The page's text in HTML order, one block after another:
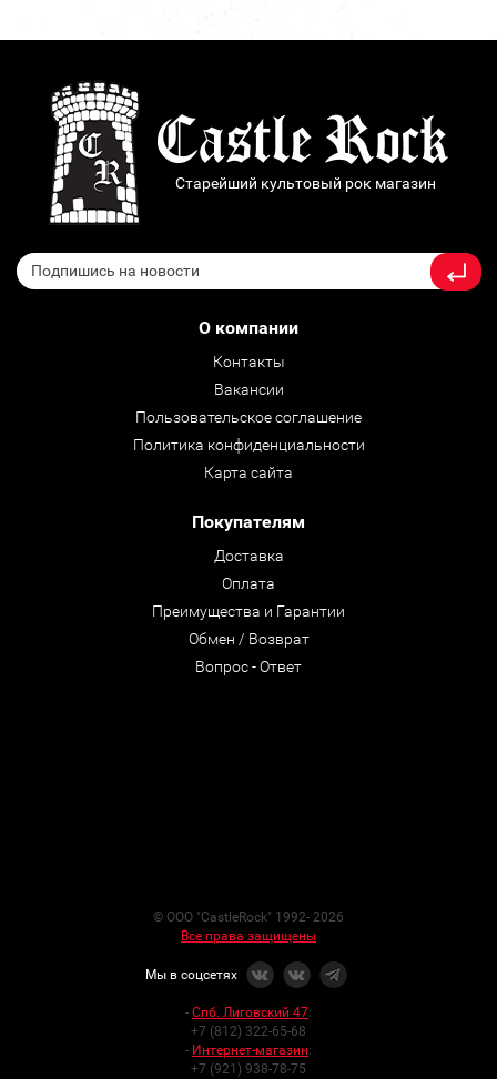
Старейший культовый рок магазин
О компании
Контакты
Вакансии
Пользовательское соглашение
Политика конфиденциальности
Карта сайта
Покупателям
Доставка
Оплата
Преимущества и Гарантии
Обмен / Возврат
Вопрос - Ответ
© ООО "CastleRock" 1992- 2026
Все права защищены
Мы в соцсетях
- Спб. Лиговский 47:
+7 (812) 322-65-68
- Интернет-магазин:
+7 (921) 938-78-75